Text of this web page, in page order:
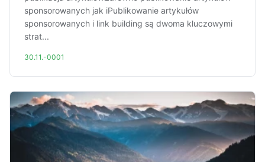
sponsorowanych jak iPublikowanie artykułów
sponsorowanych i link building są dwoma kluczowymi
strat...
30.11.-0001